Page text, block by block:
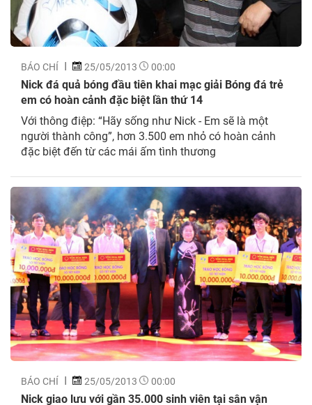
BÁO CHÍ 25/05/2013 00:00
Nick đá quả bóng đầu tiên khai mạc giải Bóng đá trẻ
em có hoàn cảnh đặc biệt lần thứ 14
Với thông điệp: “Hãy sống như Nick - Em sẽ là một
người thành công”, hơn 3.500 em nhỏ có hoàn cảnh
đặc biệt đến từ các mái ấm tình thương
BÁO CHÍ 25/05/2013 00:00
Nick giao lưu với gần 35.000 sinh viên tại sân vận